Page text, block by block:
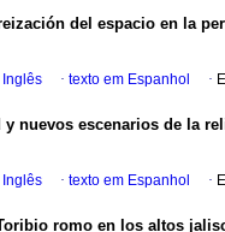
del espacio en la
Inglês · texto em Espanhol ·
nuevos escenarios de la
Inglês · texto em Espanhol ·
romo en los altos